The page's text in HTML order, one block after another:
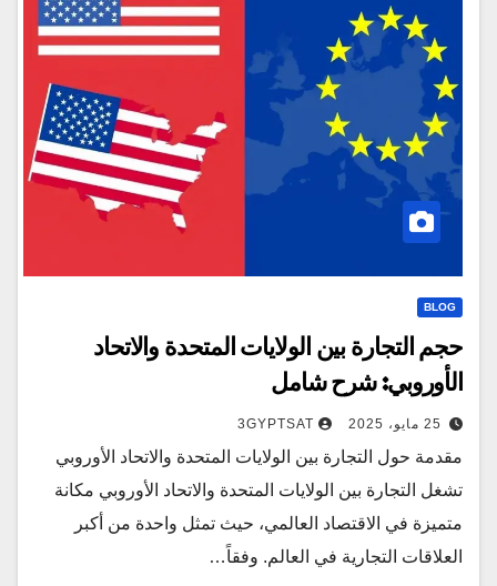
BLOG
حجم التجارة بين الولايات المتحدة والاتحاد
الأوروبي: شرح شامل
25 مايو، 2025 3GYPTSAT
مقدمة حول التجارة بين الولايات المتحدة والاتحاد الأوروبي
تشغل التجارة بين الولايات المتحدة والاتحاد الأوروبي مكانة
متميزة في الاقتصاد العالمي، حيث تمثل واحدة من أكبر
العلاقات التجارية في العالم. وفقاً…